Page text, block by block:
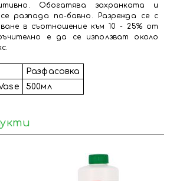
Обогатява захранката и
разпада по-бавно. Разрежда се с
в съотношение към 10 - 25% от
е да се използват около
Разфасовка
500мл